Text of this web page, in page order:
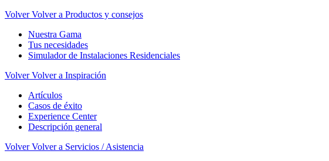
Volver Volver a Productos y consejos
Nuestra Gama
Tus necesidades
Simulador de Instalaciones Residenciales
Volver Volver a Inspiración
Artículos
Casos de éxito
Experience Center
Descripción general
Volver Volver a Servicios / Asistencia